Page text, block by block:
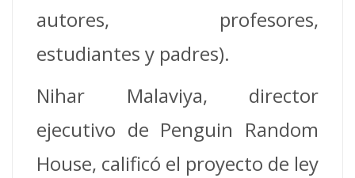
autores, profesores,
estudiantes y padres).
Nihar Malaviya, director
ejecutivo de Penguin Random
House, calificó el proyecto de ley